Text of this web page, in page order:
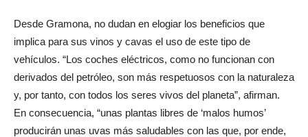
Desde Gramona, no dudan en elogiar los beneficios que
implica para sus vinos y cavas el uso de este tipo de
vehículos. “Los coches eléctricos, como no funcionan con
derivados del petróleo, son más respetuosos con la naturaleza
y, por tanto, con todos los seres vivos del planeta”, afirman.
En consecuencia, “unas plantas libres de ‘malos humos’
producirán unas uvas más saludables con las que, por ende,